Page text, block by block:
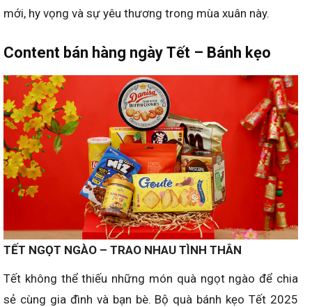
mới, hy vọng và sự yêu thương trong mùa xuân này.
Content bán hàng ngày Tết – Bánh kẹo
TẾT NGỌT NGÀO – TRAO NHAU TÌNH THÂN
Tết không thể thiếu những món quà ngọt ngào để chia
sẻ cùng gia đình và bạn bè. Bộ quà bánh kẹo Tết 2025